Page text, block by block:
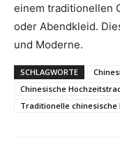
einem traditionellen
oder Abendkleid.
und Moderne.
SCHLAGWORTE
Chinesische
Traditionelle chinesische